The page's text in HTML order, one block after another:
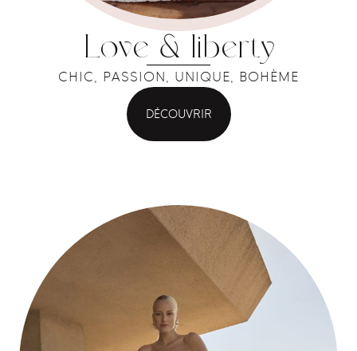
Love & liberty
CHIC, PASSION, UNIQUE, BOHÈME
DÉCOUVRIR